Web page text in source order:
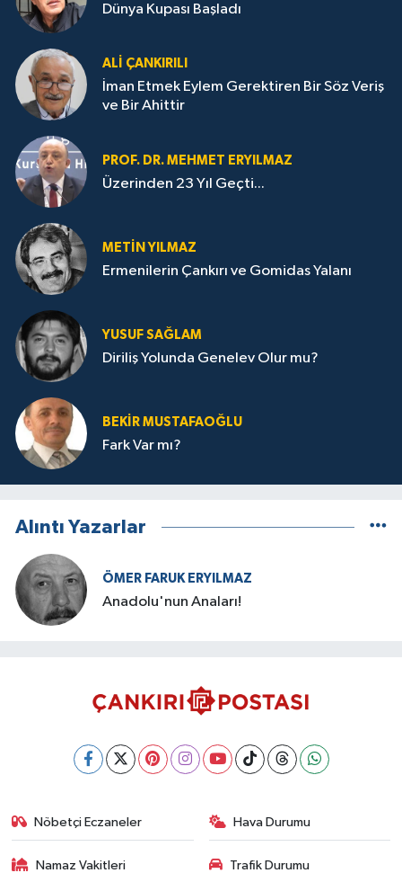
Dünya Kupası Başladı
ALI ÇANKIRILI
İman Etmek Eylem Gerektiren Bir Söz Veriş
ve Bir Ahittir
PROF. DR. MEHMET ERYILMAZ
Üzerinden 23 Yıl Geçti...
METIN YILMAZ
Ermenilerin Çankırı ve Gomidas Yalanı
YUSUF SAĞLAM
Diriliş Yolunda Genelev Olur mu?
BEKIR MUSTAFAOĞLU
Fark Var mı?
Alıntı Yazarlar
ÖMER FARUK ERYILMAZ
Anadolu'nun Anaları!
Nöbetçi Eczaneler Hava Durumu
Namaz Vakitleri Trafik Durumu